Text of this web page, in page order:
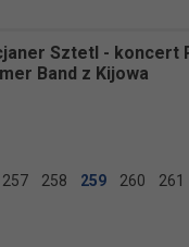
Sztetl - koncert
Band z Kijowa
257 258 259 260 261